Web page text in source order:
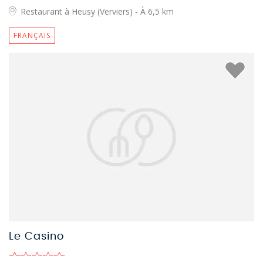
Restaurant à Heusy (Verviers) - À 6,5 km
FRANÇAIS
Le Casino